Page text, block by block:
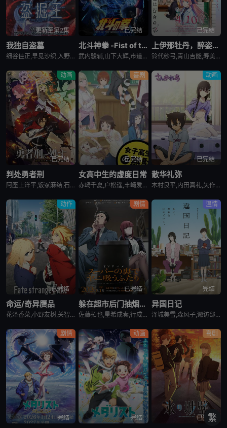
更新至第2集
我独自盗墓
细谷佳正,早见沙织,入野自由,诹访部顺一
已完结
北斗神拳 -Fist of the North Star-
武内骏辅,山下大辉,市道真央
已完结
上伊那牡丹，醉姿如百合
铃代纱弓,青山吉能,寿美菜子,天海由梨奈,富田美忧,河濑茉希
动画
已完结
判处勇者刑
阿座上洋平,饭冢麻结,石上静香,堀江瞬,土岐隼一,上田燿司,松冈祯丞,福岛润,千叶翔也,日笠阳子,中村悠一,大西沙织
喜剧
已完结
女高中生的虚度日常
赤崎千夏,户松遥,丰崎爱生,长绳麻理亚,富田美忧,高桥李依,佐藤聪美,市道真央,兴津和幸,上田丽奈,名冢佳织,落合福嗣,松冈祯丞,岛崎信长
动画
已完结
散华礼弥
木村良平,内田真礼,矢作纱友里,井口裕香,荻野晴朗,石冢运升,西山宏太朗,桑岛法子,岩濑周平,西口杏里沙
动作
已完结
命运/奇异赝品
花泽香菜,小野友树,关智一,诸星堇,小林优,Lynn,小西克幸,内田真礼,森久保祥太郎,羽多野涉,松冈祯丞,堀内贤雄,古贺葵,橘龙丸,浪川大辅,榎木淳弥,咲野俊介
剧情
已完结
躲在超市后门抽烟的两人
佐藤拓也,星希成奏,行成桃姬,丰口惠美,安田陆矢,日笠阳子,高桥伸也
温情
完结
异国日记
泽城美雪,森风子,诹访部顺一,诸星堇,松井惠理子,近藤隆,大原沙耶香
剧情
完结
动画
完结
喜剧
已完结
繁